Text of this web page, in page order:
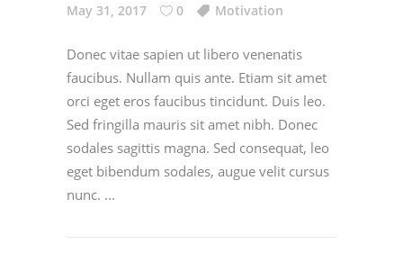
May 31, 2017 0 Motivation
Donec vitae sapien ut libero venenatis
faucibus. Nullam quis ante. Etiam sit amet
orci eget eros faucibus tincidunt. Duis leo.
Sed fringilla mauris sit amet nibh. Donec
sodales sagittis magna. Sed consequat, leo
eget bibendum sodales, augue velit cursus
nunc.